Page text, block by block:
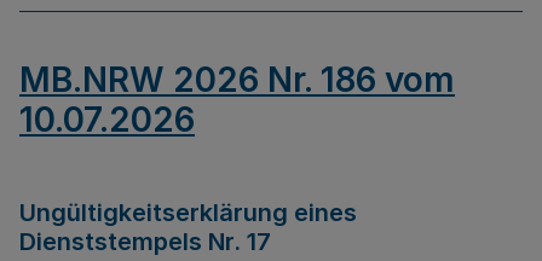
MB.NRW 2026 Nr. 186 vom
10.07.2026
Ungültigkeitserklärung eines
Dienststempels Nr. 17